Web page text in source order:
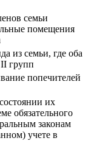
семьи
помещения
из семьи, где оба
групп
попечителей
их
обязательного
законам
учете в